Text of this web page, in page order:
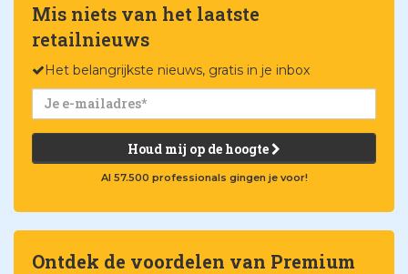
Mis niets van het laatste
retailnieuws
Het belangrijkste nieuws, gratis in je inbox
Houd mij op de hoogte
Al 57.500 professionals gingen je voor!
Ontdek de voordelen van Premium